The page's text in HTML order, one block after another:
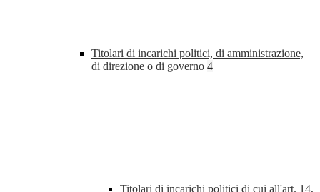
Titolari di incarichi politici, di amministrazione,
di direzione o di governo 4
Titolari di incarichi politici di cui all'art. 14,